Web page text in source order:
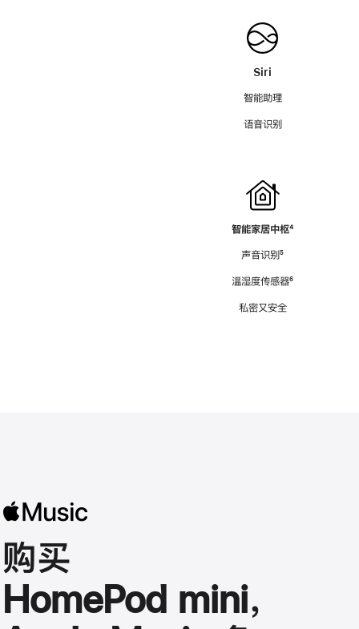
Siri
智能助理
语音识别
智能家居中枢脚
⁴
声音识别脚
⁵
温湿度传感器脚
⁶
私密又安全
购买
HomePod mini，